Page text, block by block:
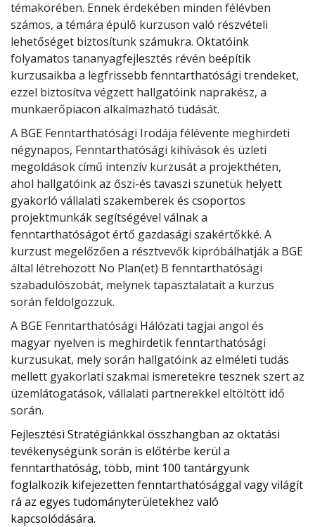
témakörében. Ennek érdekében minden félévben
számos, a témára épülő kurzuson való részvételi
lehetőséget biztosítunk számukra. Oktatóink
folyamatos tananyagfejlesztés révén beépítik
kurzusaikba a legfrissebb fenntarthatósági trendeket,
ezzel biztosítva végzett hallgatóink naprakész, a
munkaerőpiacon alkalmazható tudását.
A BGE Fenntarthatósági Irodája félévente meghirdeti
négynapos, Fenntarthatósági kihívások és üzleti
megoldások című intenzív kurzusát a projekthéten,
ahol hallgatóink az őszi-és tavaszi szünetük helyett
gyakorló vállalati szakemberek és csoportos
projektmunkák segítségével válnak a
fenntarthatóságot értő gazdasági szakértőkké. A
kurzust megelőzően a résztvevők kipróbálhatják a BGE
által létrehozott No Plan(et) B fenntarthatósági
szabadulószobát, melynek tapasztalatait a kurzus
során feldolgozzuk.
A BGE Fenntarthatósági Hálózati tagjai angol és
magyar nyelven is meghirdetik fenntarthatósági
kurzusukat, mely során hallgatóink az elméleti tudás
mellett gyakorlati szakmai ismeretekre tesznek szert az
üzemlátogatások, vállalati partnerekkel eltöltött idő
során.
Fejlesztési Stratégiánkkal összhangban az oktatási
tevékenységünk során is előtérbe kerül a
fenntarthatóság, több, mint 100 tantárgyunk
foglalkozik kifejezetten fenntarthatósággal vagy világít
rá az egyes tudományterületekhez való
kapcsolódására.